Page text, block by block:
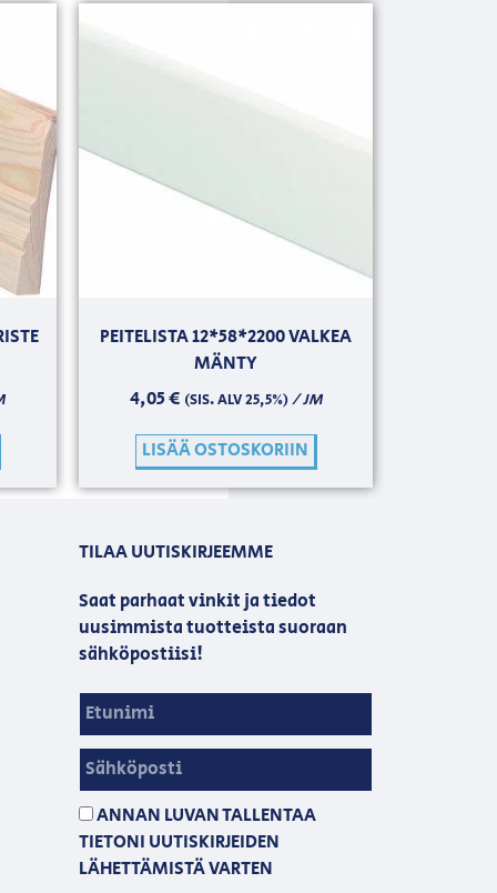
PEITELISTA 12*58*2200 VALKEA
MÄNTY
4,05€ (SIS. ALV 25,5%)/ JM
LISÄÄ OSTOSKORIIN
TILAA UUTISKIRJEEMME
Saat parhaat vinkit ja tiedot
uusimmista tuotteista suoraan
sähköpostiisi!
ANNAN LUVAN TALLENTAA
TIETONI UUTISKIRJEIDEN
LÄHETTÄMISTÄ VARTEN